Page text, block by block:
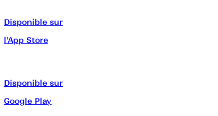
Disponible sur
l'App Store
Disponible sur
Google Play